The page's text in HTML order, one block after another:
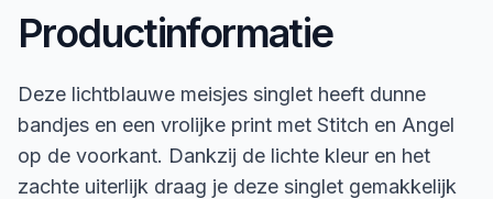
Productinformatie
Deze lichtblauwe meisjes singlet heeft dunne
bandjes en een vrolijke print met Stitch en Angel
op de voorkant. Dankzij de lichte kleur en het
zachte uiterlijk draag je deze singlet gemakkelijk